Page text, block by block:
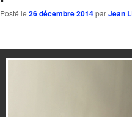
Posté le 26 décembre 2014parJean